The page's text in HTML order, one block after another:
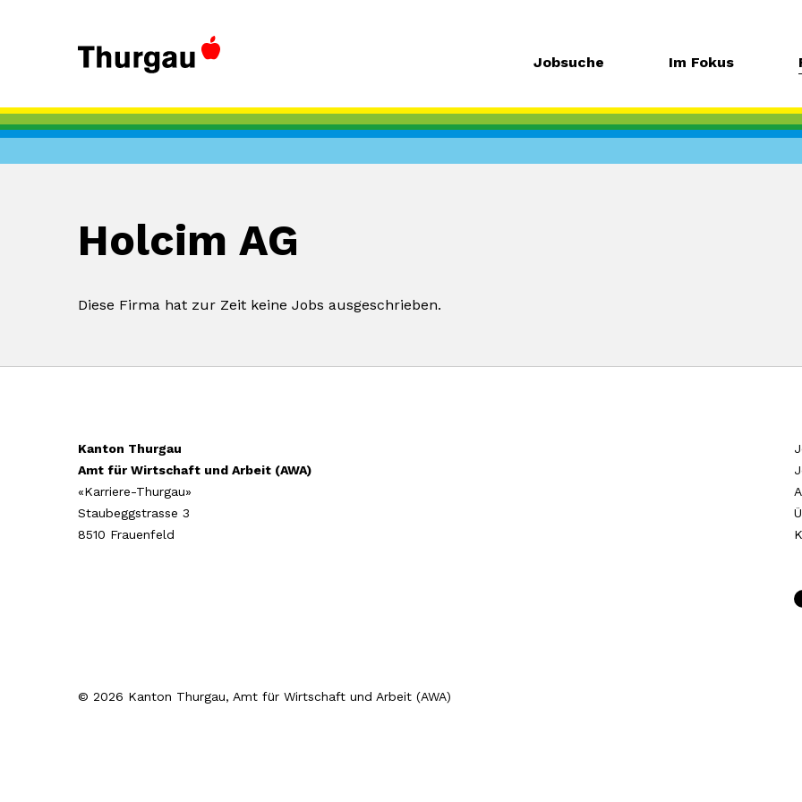
Jobsuche Im Fokus
Holcim AG
Diese Firma hat zur Zeit keine Jobs ausgeschrieben.
Kanton Thurgau
Amt für Wirtschaft und Arbeit (AWA)
«Karriere-Thurgau»
Staubeggstrasse 3
8510 Frauenfeld
© 2026 Kanton Thurgau, Amt für Wirtschaft und Arbeit (AWA)